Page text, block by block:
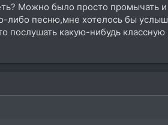
Можно было просто промычать
песню,мне хотелось бы
послушать какую-нибудь